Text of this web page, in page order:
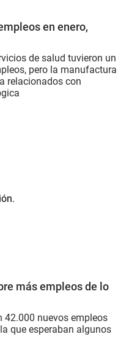
en enero,
de salud tuvieron un
pero la manufactura
relacionados con
más empleos de lo
42.000 nuevos empleos
que esperaban algunos